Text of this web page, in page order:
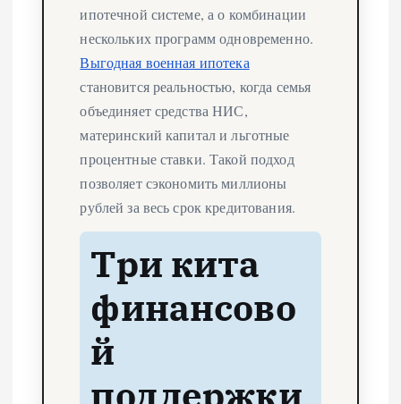
ипотечной системе, а о комбинации
нескольких программ одновременно.
Выгодная военная ипотека
становится реальностью, когда семья
объединяет средства НИС,
материнский капитал и льготные
процентные ставки. Такой подход
позволяет сэкономить миллионы
рублей за весь срок кредитования.
Три кита
финансово
й